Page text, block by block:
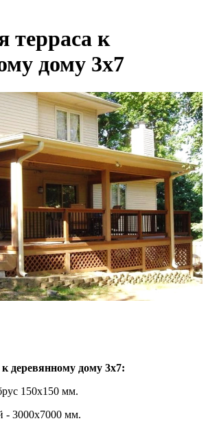
терраса к
дому 3х7
деревянному дому 3х7:
150х150 мм.
- 3000х7000 мм.